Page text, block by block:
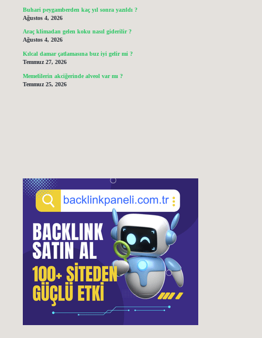
Buhari peygamberden kaç yıl sonra yazıldı ?
Ağustos 4, 2026
Araç klimadan gelen koku nasıl giderilir ?
Ağustos 4, 2026
Kılcal damar çatlamasına buz iyi gelir mi ?
Temmuz 27, 2026
Memelilerin akciğerinde alveol var mı ?
Temmuz 25, 2026